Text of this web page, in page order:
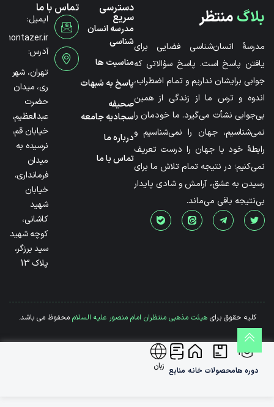
بلاگمنتظر
مدرسۀ انسان‌شناسی فضایی برای
یافتن پاسخ است. پاسخ سؤالاتی که
جوابی برایشان نداریم و تمام اضطراب،
اندوه و ترس ما از زندگی از همین
بی‌جوابی نشأت می‌گیرد. ما خودمان را
نمی‌شناسیم، جهان را نمی‌شناسیم و
رابطۀ خود با جهان را درست تعریف
نمی‌کنیم؛ در نتیجه تمام تلاش ما برای
رسیدن به عشق، آرامش و شادی پایدار
بی‌نتیجه باقی می‌ماند.
دسترسی
سریع
مدرسه انسان
شناسی
مناسبت ها
پاسخ به شبهات
صحیفه
سجادیه جامعه
درباره ما
تماس با ما
تماس با ما
ایمیل:
آدرس:
تهران، شهر
ری، میدان
حضرت
عبدالعظیم،
خیابان قم،
نرسیده به
میدان
فرمانداری،
خیابان
شهید
کاشانی،
کوچه شهید
سید برزگر،
پلاک 13
کلیه حقوق برایهیئت مذهبی منتظران امام منصور علیه السلاممحفوظ می باشد.
دوره هامحصولات خانه منابع زبان